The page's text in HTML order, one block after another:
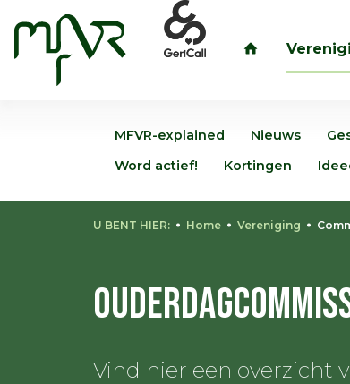
U BENT HIER: Home Vereniging
Vind hier een overzicht
MFVR-explained Nieuws
Word actief!
Kortingen